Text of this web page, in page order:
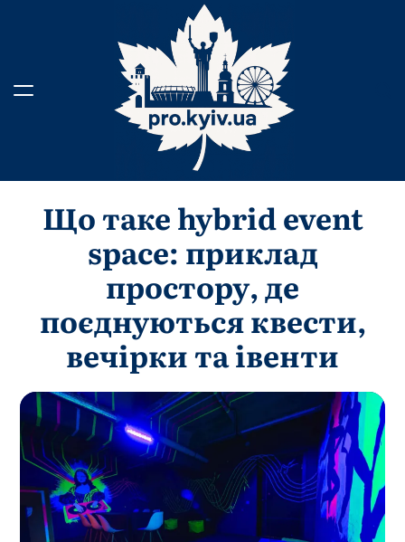
Що таке hybrid event
space: приклад
простору, де
поєднуються квести,
вечірки та івенти